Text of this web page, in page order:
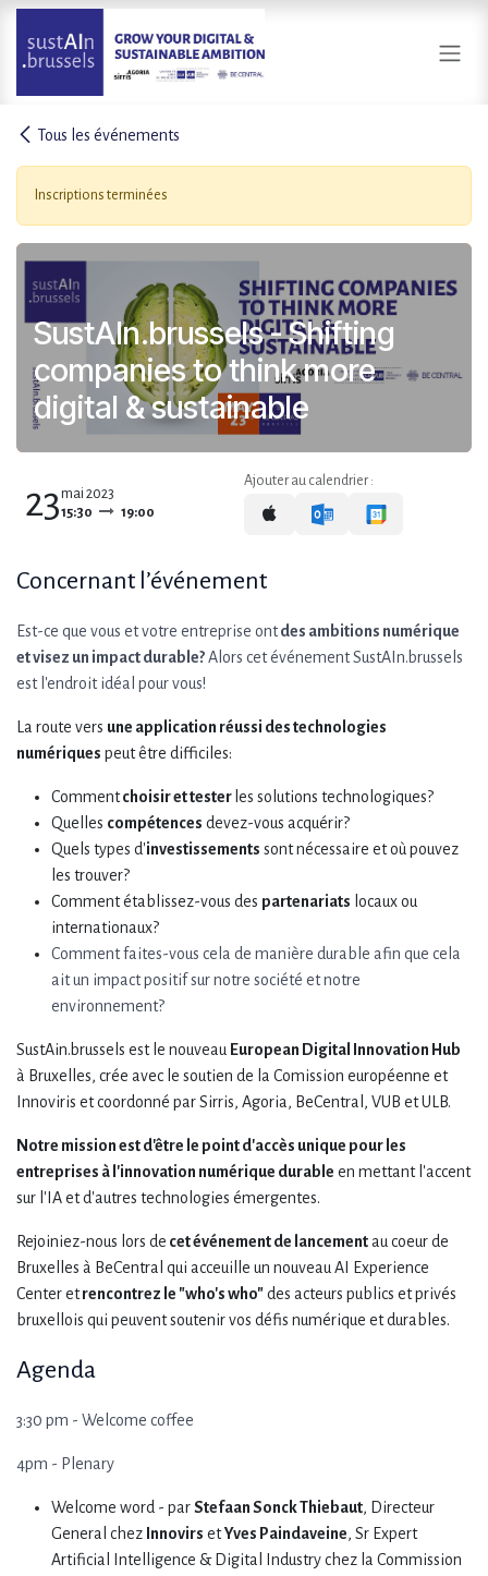
Se rendre au contenu
Tous les événements
Inscriptions terminées
SustAIn.brussels - Shifting
companies to think more
digital & sustainable
23mai 2023
15:30
19:00
Ajouter au calendrier :
Concernant l’événement
Est-ce que vous et votre entreprise ontdes ambitions numérique
et visez un impact durable?Alors cet événement SustAIn.brussels
est l'endroit idéal pour vous!
La route vers une application réussi des technologies
numériques peut être difficiles:
Commentchoisir et tester les solutions technologiques?
Quelles compétences devez-vous acquérir?
Quels types d'investissements sont nécessaire et où pouvez
les trouver?
Comment établissez-vous des partenariats locaux ou
internationaux?
Comment faites-vous cela de manière durable afin que cela
ait un impact positif sur notre société et notre
environnement?
SustAin.brussels est le nouveau European Digital Innovation Hub
à Bruxelles, crée avec le soutien de la Comission européenne et
Innoviris et coordonné par Sirris, Agoria, BeCentral, VUB et ULB.
Notre mission est d'être le point d'accès unique pour les
entreprises à l'innovation numérique durable en mettant l'accent
sur l'IA et d'autres technologies émergentes.
​Rejoiniez-nous lors de cet événement de lancementau coeur de
Bruxelles à BeCentral qui acceuille un nouveau AI Experience
Center etrencontrez le "who's who"des acteurs publics et privés
bruxellois qui peuvent soutenir vos défis numérique et durables.
Agenda
3:30 pm - Welcome coffee
4pm - Plenary ​
Welcome word - parStefaan Sonck Thiebaut, Directeur
General chez Innovirs etYves Paindaveine, Sr Expert
Artificial Intelligence & Digital Industry chez la Commission